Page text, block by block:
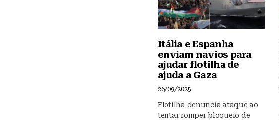
Itália e Espanha
enviam navios para
ajudar flotilha de
ajuda a Gaza
26/09/2025
Flotilha denuncia ataque ao
tentar romper bloqueio de